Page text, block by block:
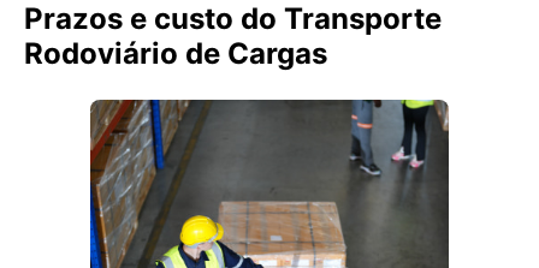
Prazos e custo do Transporte
Rodoviário de Cargas